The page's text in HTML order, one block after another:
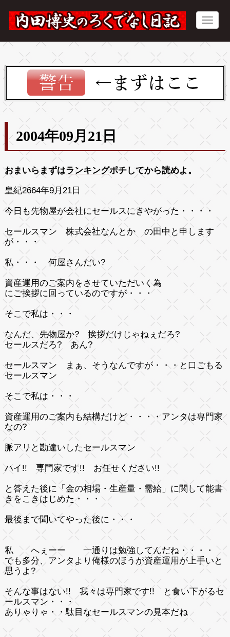
2004年09月21日
おまいらまずはランキングポチしてから読めよ。
皇紀2664年9月21日
今日も先物屋が会社にセールスにきやがった・・・・
セールスマン 株式会社なんとか の田中と申します
が・・・
私・・・ 何屋さんだい?
資産運用のご案内をさせていただいく為
にご挨拶に回っているのですが・・・
そこで私は・・・
なんだ、先物屋か? 挨拶だけじゃねぇだろ?
セールスだろ?あん?
セールスマン まぁ、そうなんですが・・・と口ごもる
セールスマン
そこで私は・・・
資産運用のご案内も結構だけど・・・・アンタは専門家
なの?
脈アリと勘違いしたセールスマン
ハイ!! 専門家です!! お任せください!!
と答えた後に「金の相場・生産量・需給」に関して能書
きをこきはじめた・・・
最後まで聞いてやった後に・・・
私 へぇーー 一通りは勉強してんだね・・・・
でも多分、アンタより俺様のほうが資産運用が上手いと
思うよ?
そんな事はない!! 我々は専門家です!! と食い下がるセ
ールスマン・・・
ありゃりゃ・・駄目なセールスマンの見本だね